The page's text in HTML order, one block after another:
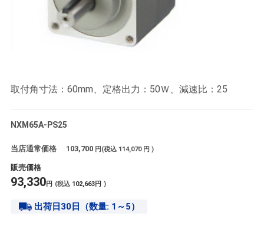
取付角寸法：60mm、定格出力：50Ｗ、減速比：25
NXM65A-PS25
当店通常価格 103,700 円(税込 114,070 円 )
販売価格
93,330円 (税込 102,663円 )
出荷日30日（数量: 1～5）